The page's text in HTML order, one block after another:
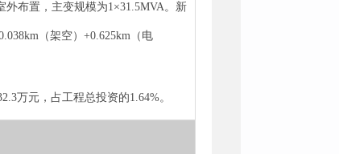
布置，主变规模为1×31.5MVA。新
（架空）+0.625km（电
万元，占工程总投资的1.64%。